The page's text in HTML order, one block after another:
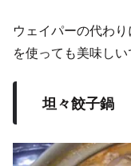
ウェイパーの代わ
を使っても美味しい
坦々餃子鍋